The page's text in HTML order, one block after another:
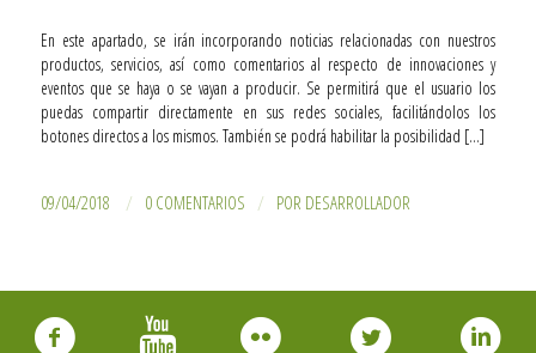
En este apartado, se irán incorporando noticias relacionadas con nuestros
productos, servicios, así como comentarios al respecto de innovaciones y
eventos que se haya o se vayan a producir. Se permitirá que el usuario los
puedas compartir directamente en sus redes sociales, facilitándolos los
botones directos a los mismos. También se podrá habilitar la posibilidad […]
09/04/2018 / 0 COMENTARIOS / POR DESARROLLADOR